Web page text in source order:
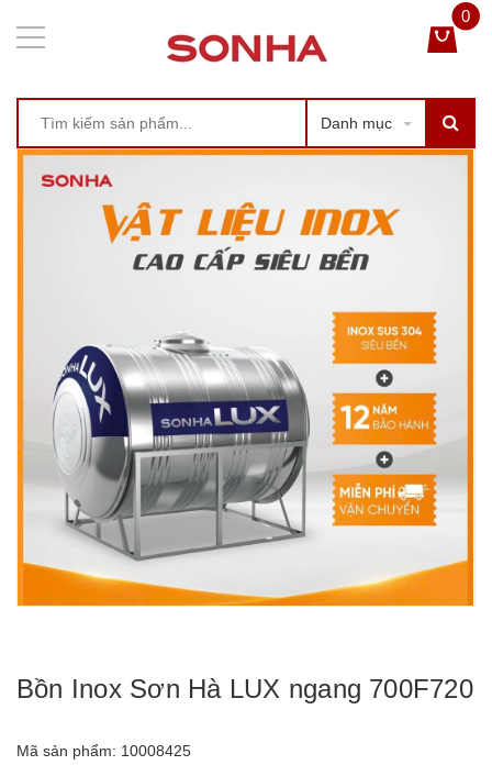
Danh mục
0
Bồn Inox Sơn Hà LUX ngang 700F720
Mã sản phẩm: 10008425